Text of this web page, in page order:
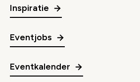
Inspiratie
Eventjobs
Eventkalender